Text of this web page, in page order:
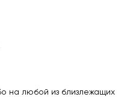
на любой из близлежащих